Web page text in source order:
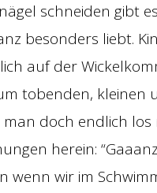
schneiden gibt
besonders liebt.
auf der
tobenden, kleinen
doch endlich
herein:
wenn wir im